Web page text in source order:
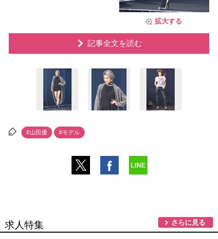
拡大する
記事全文を読む
#山田優 #モデル
求人特集 さらに見る